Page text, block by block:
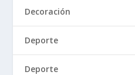
Decoración
Deporte
Deporte